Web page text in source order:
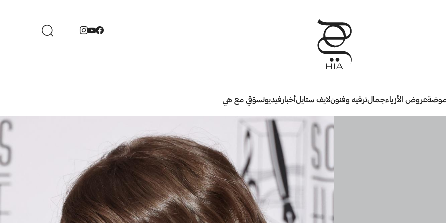
موضةعروض الأزياءجمالترفيه وفنونلايف ستايلأخبارفيديوتسوّقي مع هي